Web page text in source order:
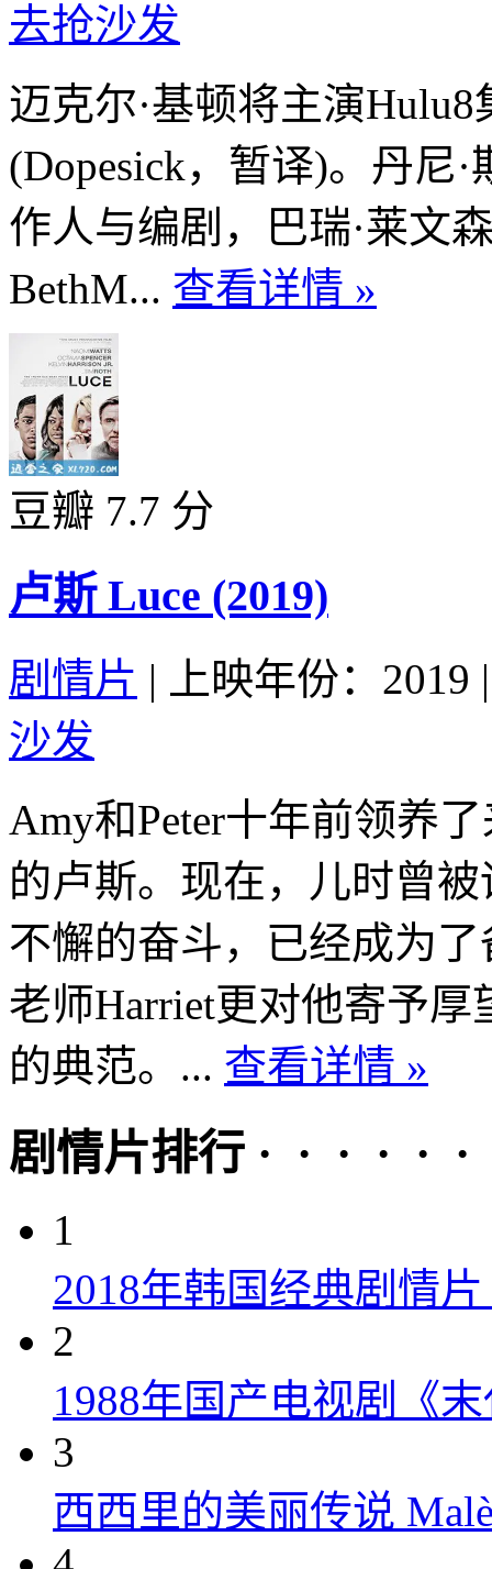
去抢沙发
迈克尔·基顿将主演
(Dopesick，暂译)。丹尼
作人与编剧，巴瑞·莱文
BethM... 查看详情 »
豆瓣 7.7 分
卢斯 Luce (2019)
剧情片 | 上映年份：2019 |
沙发
Amy和Peter十年前领养
的卢斯。现在，儿时曾
不懈的奋斗，已经成为
老师Harriet更对他寄予
的典范。... 查看详情 »
剧情片排行 · · · · · ·
1
2018年韩国经典剧情
2
1988年国产电视剧《
3
西西里的美丽传说